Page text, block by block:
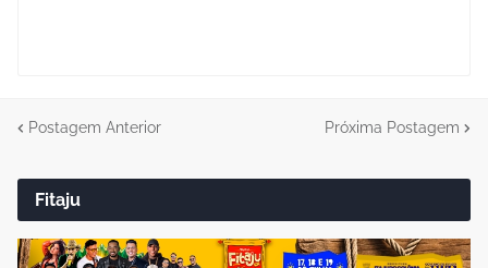
Postagem Anterior Próxima Postagem
Fitaju